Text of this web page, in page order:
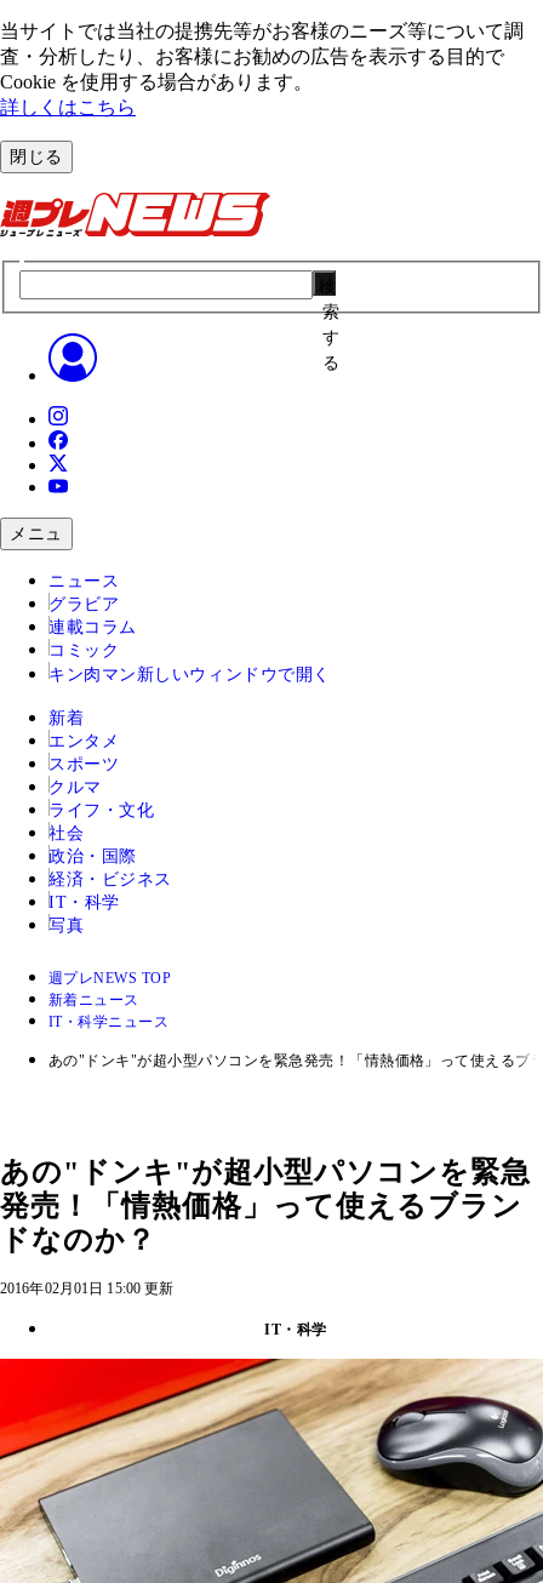
当サイトでは当社の提携先等がお客様のニーズ等について調
査・分析したり、お客様にお勧めの広告を表⽰する⽬的で
Cookie を使⽤する場合があります。
詳しくはこちら
閉じる
索
す
る
メニュ
ニュース
グラビア
連載コラム
コミック
キン肉マン 新しいウィンドウで開く
新着
エンタメ
スポーツ
クルマ
ライフ・文化
社会
政治・国際
経済・ビジネス
IT・科学
写真
週プレNEWS TOP
新着ニュース
IT・科学ニュース
あの"ドンキ"が超小型パソコンを緊急発売！「情熱価格」って使えるブ
あの"ドンキ"が超小型パソコンを緊急
発売！「情熱価格」って使えるブラン
ドなのか？
2016年02月01日 15:00 更新
IT・科学